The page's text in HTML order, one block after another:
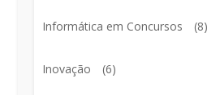
Informática em Concursos (8)
Inovação (6)